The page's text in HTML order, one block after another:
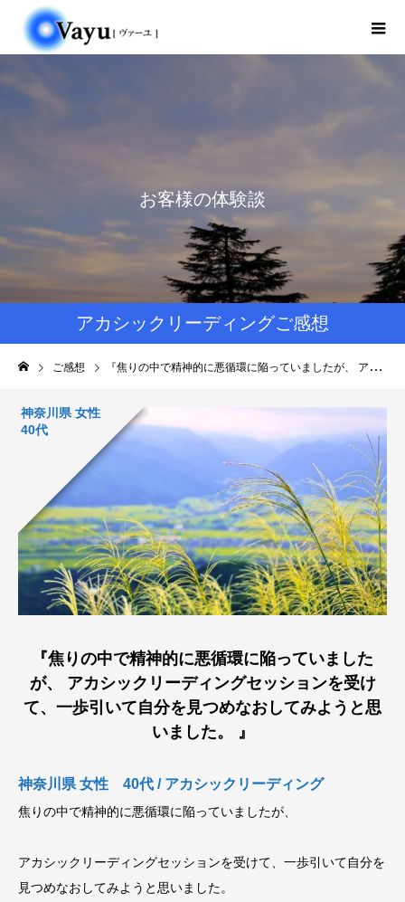
アカシックリーディングご感想
お客様の体験談
ご感想 『焦りの中で精神的に悪循環に陥っていましたが、 アカシックリーディングセッションを受けて、一歩引いて自分を見つめなおしてみようと思いました。 』
神奈川県 女性
40代
『焦りの中で精神的に悪循環に陥っていました
が、 アカシックリーディングセッションを受け
て、一歩引いて自分を見つめなおしてみようと思
いました。 』
神奈川県 女性 40代 / アカシックリーディング
焦りの中で精神的に悪循環に陥っていましたが、
アカシックリーディングセッションを受けて、一歩引いて自分を
見つめなおしてみようと思いました。